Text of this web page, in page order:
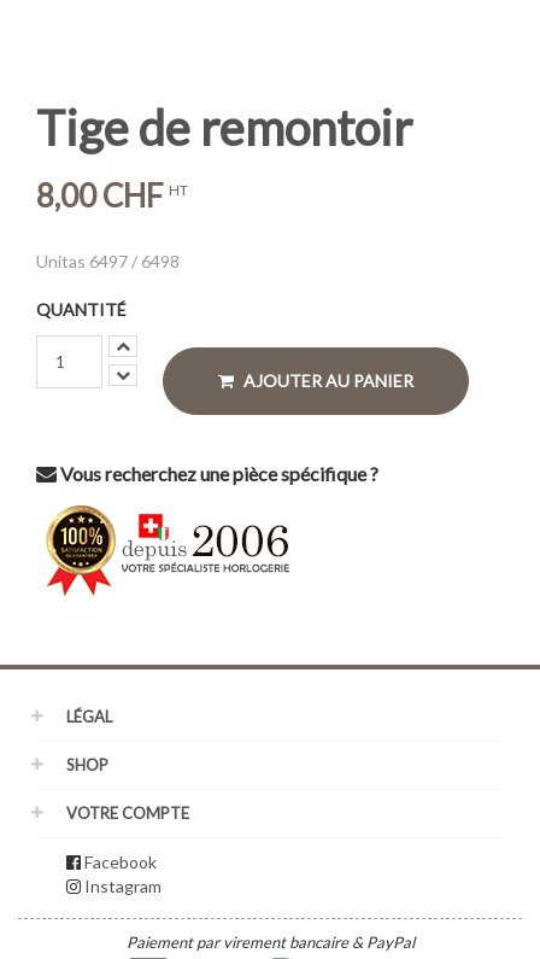
Tige de remontoir
8,00 CHF HT
Unitas 6497 / 6498
QUANTITÉ
AJOUTER AU PANIER
Vous recherchez une pièce spécifique ?
LÉGAL
SHOP
VOTRE COMPTE
Facebook
Instagram
Paiement par virement bancaire & PayPal